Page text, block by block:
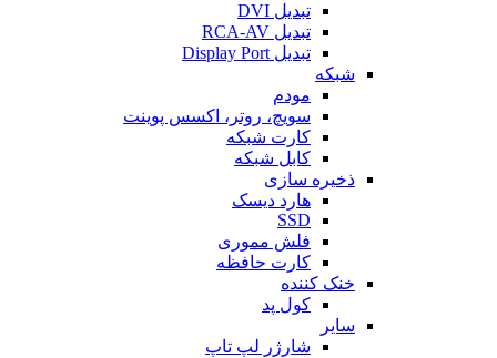
تبدیل DVI
تبدیل RCA-AV
تبدیل Display Port
شبکه
مودم
سویچ، روتر، اکسس پوینت
کارت شبکه
کابل شبکه
ذخیره سازی
هارد دیسک
SSD
فلش مموری
کارت حافظه
خنک کننده
کول پد
سایر
شارژر لپ تاپ